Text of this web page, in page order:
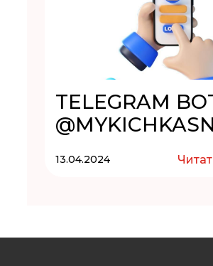
TELEGRAM
13.04.2024